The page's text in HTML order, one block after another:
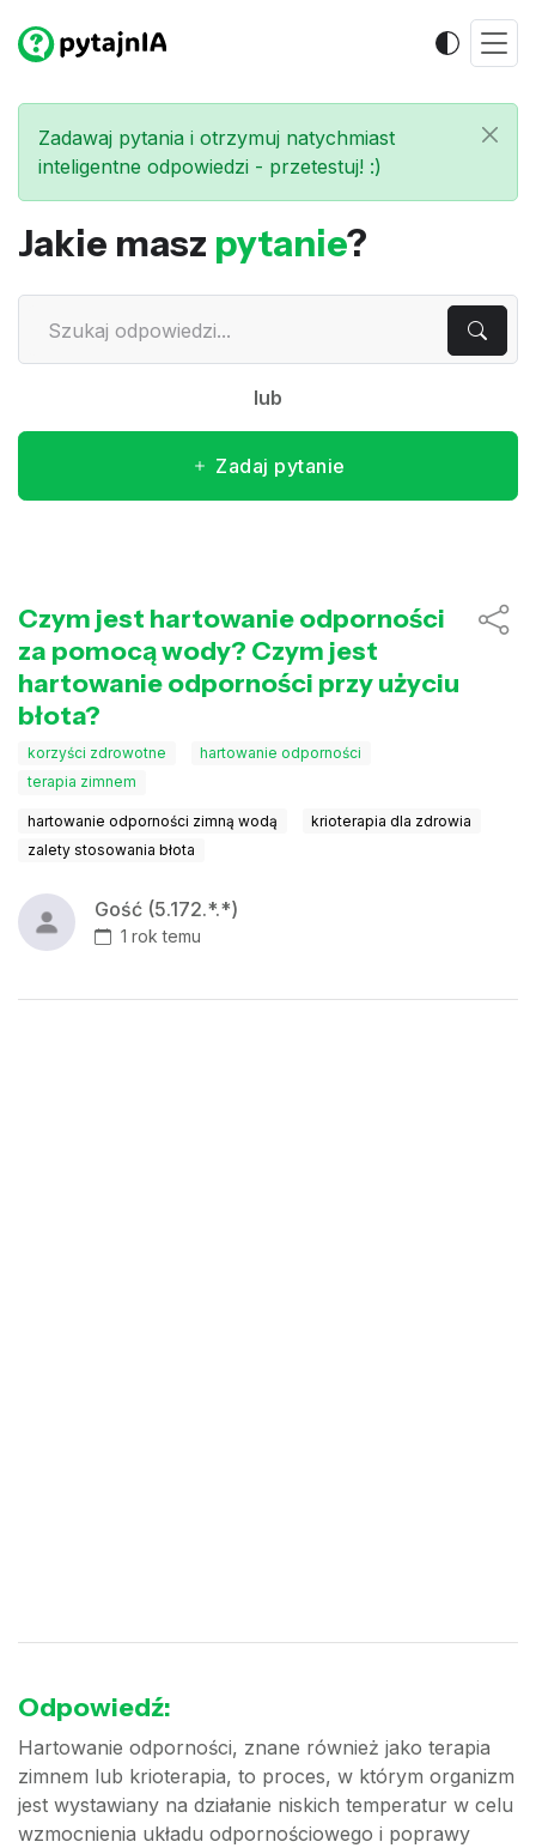
Zadawaj pytania i otrzymuj natychmiast
inteligentne odpowiedzi - przetestuj! :)
Jakie masz pytanie?
lub
Zadaj pytanie
Czym jest hartowanie odporności
za pomocą wody? Czym jest
hartowanie odporności przy użyciu
błota?
korzyści zdrowotne
hartowanie odporności
terapia zimnem
hartowanie odporności zimną wodą
krioterapia dla zdrowia
zalety stosowania błota
Gość (5.172.*.*)
1 rok temu
Odpowiedź:
Hartowanie odporności, znane również jako terapia
zimnem lub krioterapia, to proces, w którym organizm
jest wystawiany na działanie niskich temperatur w celu
wzmocnienia układu odpornościowego i poprawy